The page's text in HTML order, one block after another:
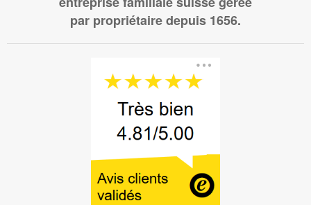
par propriétaire depuis 1656.